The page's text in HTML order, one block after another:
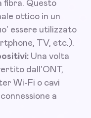
fibra. Questo
ottico in un
essere utilizzato
TV, etc.).
Una volta
dall'ONT,
Wi-Fi o cavi
a